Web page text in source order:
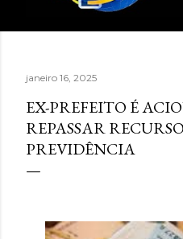
janeiro 16, 2025
EX-PREFEITO É
REPASSAR
PREVIDÊNCIA